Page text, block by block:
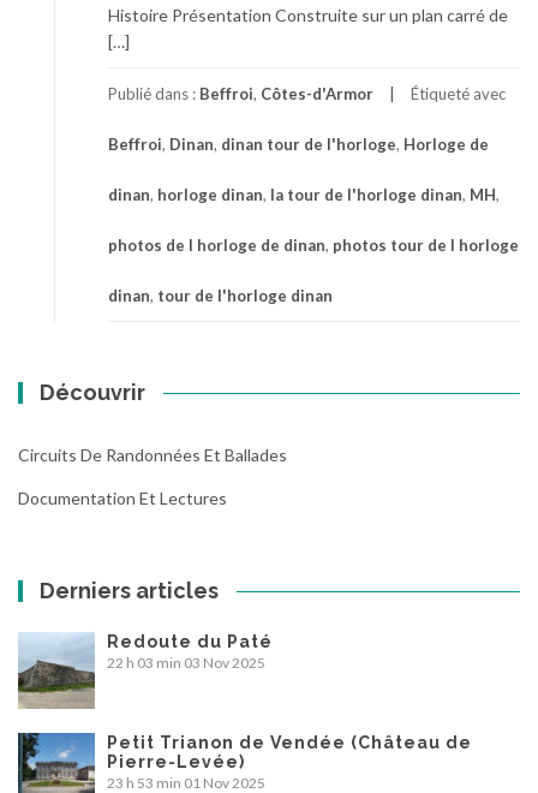
Histoire Présentation Construite sur un plan carré de
[…]
Publié dans : Beffroi, Côtes-d'Armor Étiqueté avec
Beffroi, Dinan, dinan tour de l'horloge, Horloge de
dinan, horloge dinan, la tour de l'horloge dinan, MH,
photos de l horloge de dinan, photos tour de l horloge
dinan, tour de l'horloge dinan
Découvrir
Circuits De Randonnées Et Ballades
Documentation Et Lectures
Derniers articles
Redoute du Paté
22 h 03 min 03 Nov 2025
Petit Trianon de Vendée (Château de
Pierre-Levée)
23 h 53 min 01 Nov 2025